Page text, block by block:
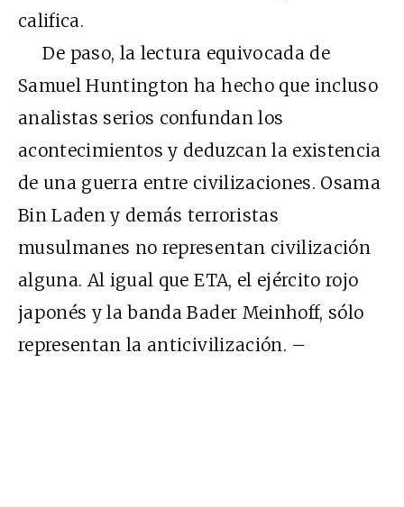
califica.
De paso, la lectura equivocada de
Samuel Huntington ha hecho que incluso
analistas serios confundan los
acontecimientos y deduzcan la existencia
de una guerra entre civilizaciones. Osama
Bin Laden y demás terroristas
musulmanes no representan civilización
alguna. Al igual que ETA, el ejército rojo
japonés y la banda Bader Meinhoff, sólo
representan la anticivilización. –